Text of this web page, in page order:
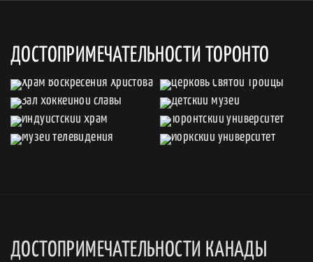
ДОСТОПРИМЕЧАТЕЛЬНОСТИ ТОРОНТО
ДОСТОПРИМЕЧАТЕЛЬНОСТИ КАНАДЫ